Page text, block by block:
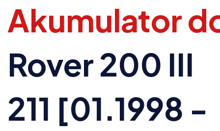
Akumulator
Rover 200 III
211 [01.1998 -